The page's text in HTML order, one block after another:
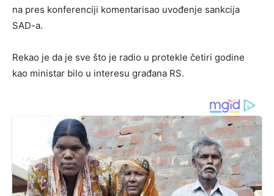
na pres konferenciji komentarisao uvođenje sankcija
SAD-a.
Rekao je da je sve što je radio u protekle četiri godine
kao ministar bilo u interesu građana RS.